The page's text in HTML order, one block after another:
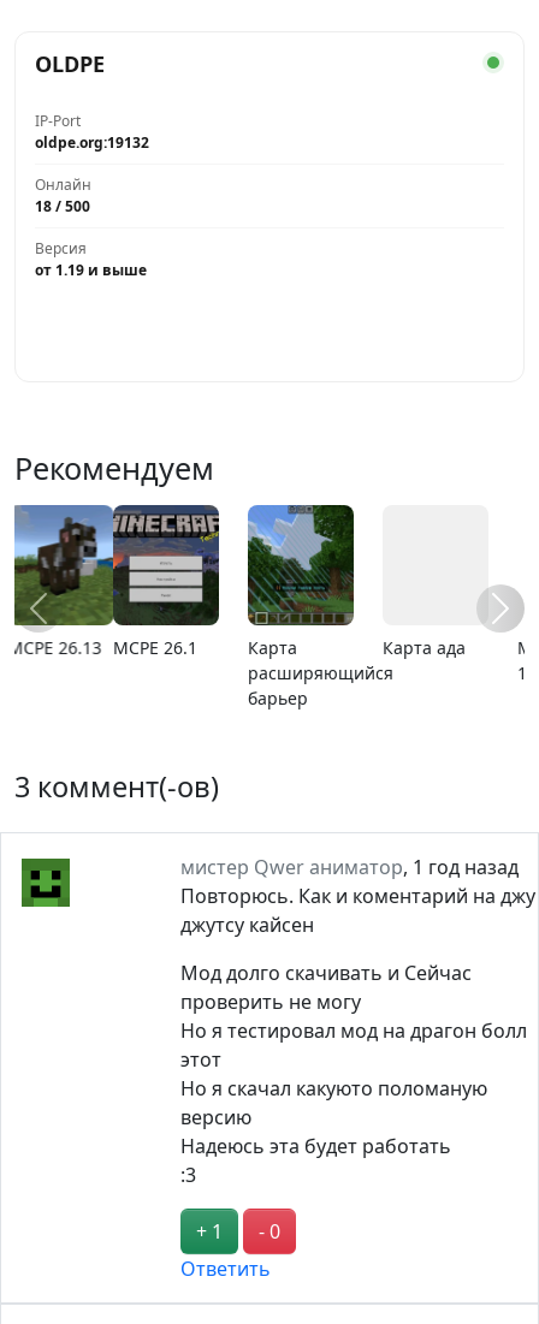
OLDPE
IP-Port
oldpe.org:19132
Онлайн
18 / 500
Версия
от 1.19 и выше
Рекомендуем
MCPE 26.1
Карта
расширяющийся
Карта ада
MCPE
3 коммент(-ов)
мистер Qwer аниматор, 1 год назад
Повторюсь. Как и коментарий на джу
джутсу кайсен
Мод долго скачивать и Сейчас
проверить не могу
Но я тестировал мод на драгон болл
этот
Но я скачал какуюто поломаную
версию
Надеюсь эта будет работать
:3
+ 1
- 0
Ответить